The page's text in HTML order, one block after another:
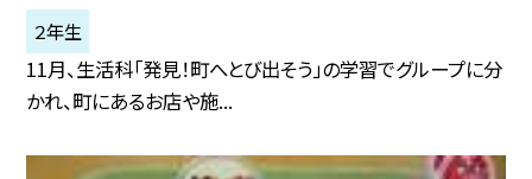
２年生
11月、生活科「発見！町へとび出そう」の学習でグループに分
かれ、町にあるお店や施...